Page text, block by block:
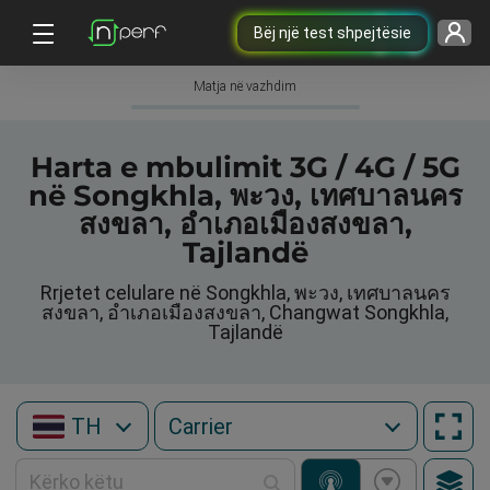
Bëj një test shpejtësie
Matja në vazhdim
Harta e mbulimit 3G / 4G / 5G
në Songkhla, พะวง, เทศบาลนคร
สงขลา, อำเภอเมืองสงขลา,
Tajlandë
Rrjetet celulare në Songkhla, พะวง, เทศบาลนคร
สงขลา, อำเภอเมืองสงขลา, Changwat Songkhla,
Tajlandë
TH